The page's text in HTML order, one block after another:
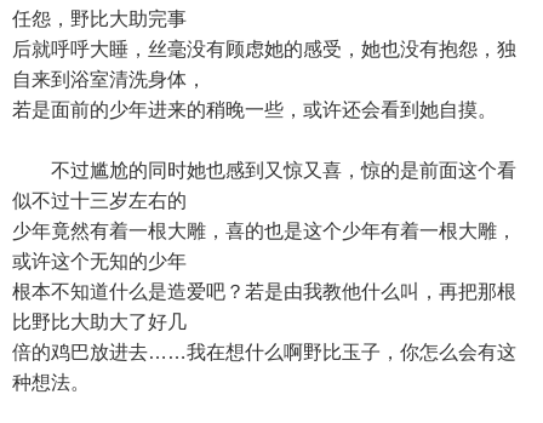
任怨，野比大助完事
后就呼呼大睡，丝毫没有顾虑她的感受，她也没有抱怨，独
自来到浴室清洗身体，
若是面前的少年进来的稍晚一些，或许还会看到她自摸。
不过尴尬的同时她也感到又惊又喜，惊的是前面这个看
似不过十三岁左右的
少年竟然有着一根大雕，喜的也是这个少年有着一根大雕，
或许这个无知的少年
根本不知道什么是造爱吧？若是由我教他什么叫，再把那根
比野比大助大了好几
倍的鸡巴放进去……我在想什么啊野比玉子，你怎么会有这
种想法。